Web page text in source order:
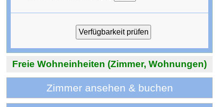
Freie Wohneinheiten (Zimmer, Wohnungen)
Zimmer ansehen & buchen